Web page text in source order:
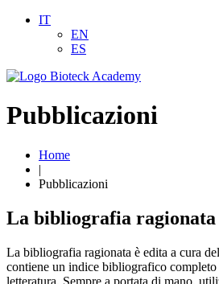
IT
EN
ES
Pubblicazioni
Home
|
Pubblicazioni
La bibliografia ragionata
La bibliografia ragionata è edita a cura
contiene un indice bibliografico completo
letteratura. Sempre a portata di mano,